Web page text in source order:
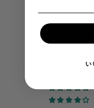
カス
3件の
い